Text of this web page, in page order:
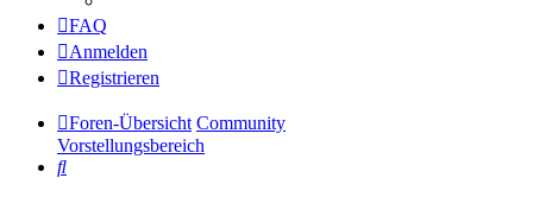
FAQ
Anmelden
Registrieren
Foren-Übersicht Community
Vorstellungsbereich
Suche